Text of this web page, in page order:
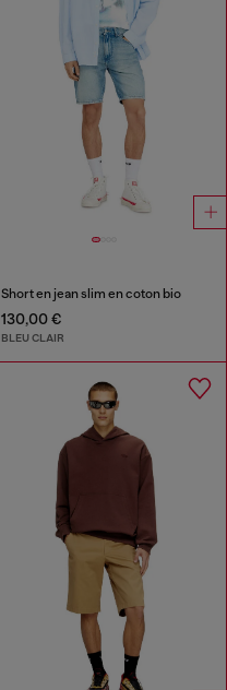
Short en jean slim en coton bio
130,00 €
BLEU CLAIR